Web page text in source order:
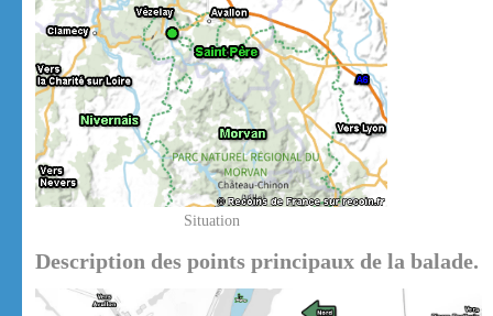
Situation
Description des points principaux de la balade.